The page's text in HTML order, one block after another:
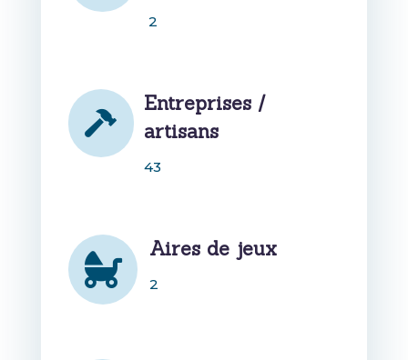
2

Entreprises /
artisans
43

Aires de jeux
2